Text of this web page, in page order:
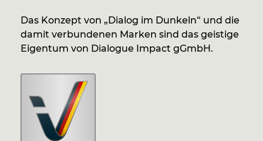
Das Konzept von „Dialog im Dunkeln“ und die
damit verbundenen Marken sind das geistige
Eigentum von Dialogue Impact gGmbH.